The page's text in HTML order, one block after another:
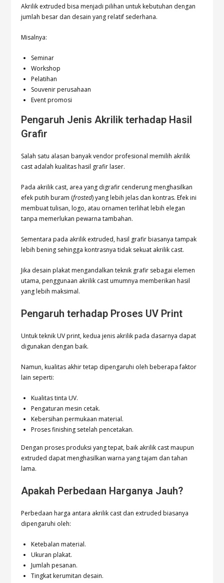
Akrilik extruded bisa menjadi pilihan untuk kebutuhan dengan
jumlah besar dan desain yang relatif sederhana.
Misalnya:
Seminar
Workshop
Pelatihan
Souvenir perusahaan
Event promosi
Pengaruh Jenis Akrilik terhadap Hasil
Grafir
Salah satu alasan banyak vendor profesional memilih akrilik
cast adalah kualitas hasil grafir laser.
Pada akrilik cast, area yang digrafir cenderung menghasilkan
efek putih buram (frosted) yang lebih jelas dan kontras. Efek ini
membuat tulisan, logo, atau ornamen terlihat lebih elegan
tanpa memerlukan pewarna tambahan.
Sementara pada akrilik extruded, hasil grafir biasanya tampak
lebih bening sehingga kontrasnya tidak sekuat akrilik cast.
Jika desain plakat mengandalkan teknik grafir sebagai elemen
utama, penggunaan akrilik cast umumnya memberikan hasil
yang lebih maksimal.
Pengaruh terhadap Proses UV Print
Untuk teknik UV print, kedua jenis akrilik pada dasarnya dapat
digunakan dengan baik.
Namun, kualitas akhir tetap dipengaruhi oleh beberapa faktor
lain seperti:
Kualitas tinta UV.
Pengaturan mesin cetak.
Kebersihan permukaan material.
Proses finishing setelah pencetakan.
Dengan proses produksi yang tepat, baik akrilik cast maupun
extruded dapat menghasilkan warna yang tajam dan tahan
lama.
Apakah Perbedaan Harganya Jauh?
Perbedaan harga antara akrilik cast dan extruded biasanya
dipengaruhi oleh:
Ketebalan material.
Ukuran plakat.
Jumlah pesanan.
Tingkat kerumitan desain.